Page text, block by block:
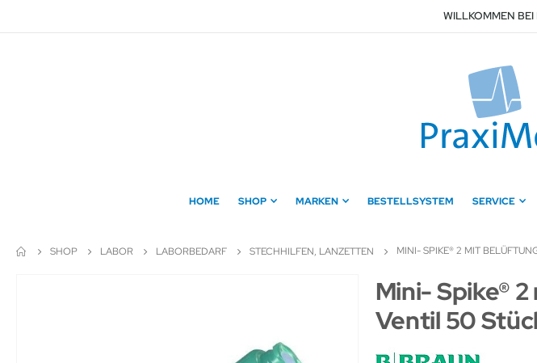
zum
WILLKOMMEN BEI
HOME SHOP MARKEN BESTELLSYSTEM SERVICE
SHOP LABOR LABORBEDARF STECHHILFEN, LANZETTEN MINI- SPIKE® 2 MIT
Zum
Anfang
der
Bildergalerie
springen
Mini- Spike®
Ventil 50